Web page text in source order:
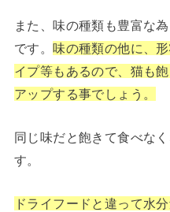
また、味の種類も豊富な
です。味の種類の他に、
イプ等もあるので、猫も
アップする事でしょう。
同じ味だと飽きて食べな
す。
ドライフードと違って水